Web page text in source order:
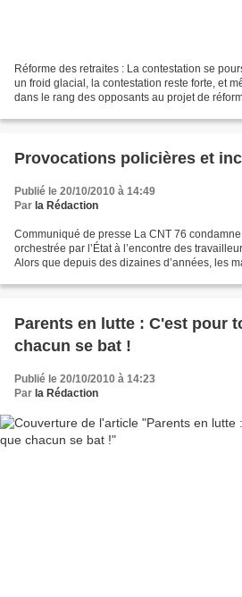
Réforme des retraites : La contestation se
un froid glacial, la contestation reste forte, et
dans le rang des opposants au projet de
Provocations policières et
Publié le 20/10/2010 à 14:49
Par la Rédaction
Communiqué de presse La CNT 76
orchestrée par l’État à l’encontre des
Alors que depuis des dizaines d’années, les
Parents en lutte : C'est pour
chacun se bat !
Publié le 20/10/2010 à 14:23
Par la Rédaction